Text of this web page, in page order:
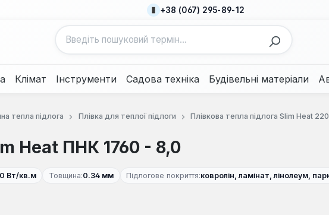
+38 (067) 295-89-12
Клімат Інструменти Садова техніка Будівельні матеріали
тепла підлога Плівка для теплої підлоги Плівкова тепла підлога Slim Heat
Heat ПНК 1760 - 8,0
Вт/кв.м Товщина:0.34 мм Підлогове покриття:ковролін, ламінат, лінолеум,